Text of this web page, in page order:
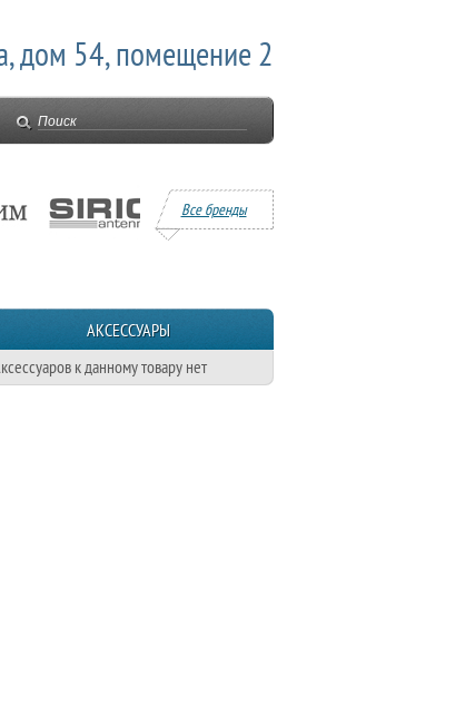
дом 54, помещение 2
Все бренды
АКСЕССУАРЫ
к данному товару нет